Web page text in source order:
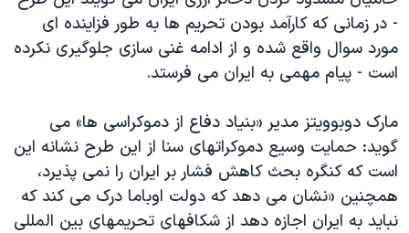
- در زمانی که کارآمد بودن تحریم ها به طور فزاینده ای
مورد سوال واقع شده و از ادامه غنی سازی جلوگیری نکرده
است - پیام مهمی به ایران می فرستد.
مارک دوبوویتز مدیر «بنیاد دفاع از دموکراسی ها» می
گوید: حمایت وسیع دموکراتهای سنا از این طرح نشانه این
است که کنگره بحث کاهش فشار بر ایران را نمی پذیرد،
همچنین «نشان می دهد که دولت اوباما درک می کند که
نباید به ایران اجازه دهد از شکافهای تحریمهای بین المللی